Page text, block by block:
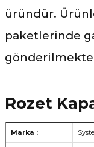
üründür.
paketlerinde
Rozet
Marka :